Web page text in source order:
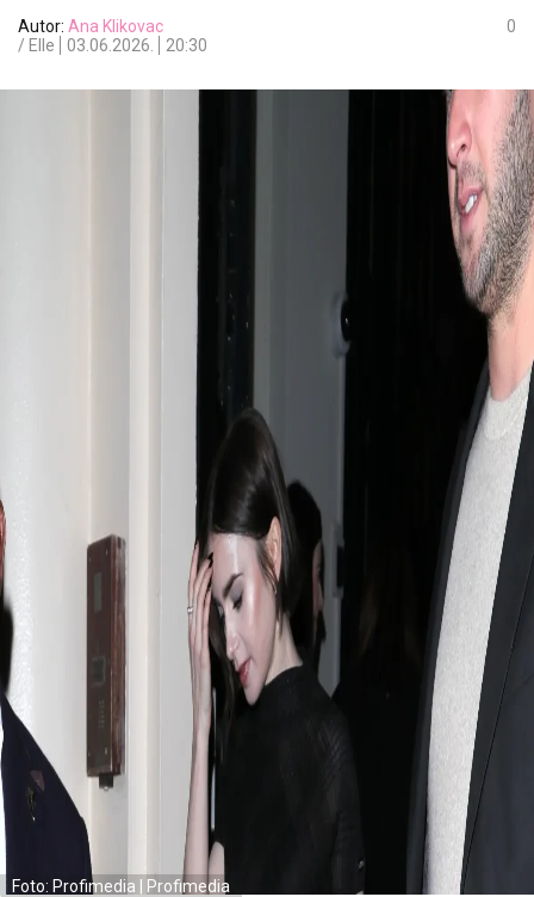
Autor: Ana Klikovac
/ Elle
03.06.2026. 20:30
0
Foto: Profimedia | Profimedia